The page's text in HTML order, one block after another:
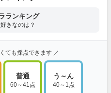
ランキング
きなのは？
ても採点できます ／
普通
60～41点
う～ん
40～1点